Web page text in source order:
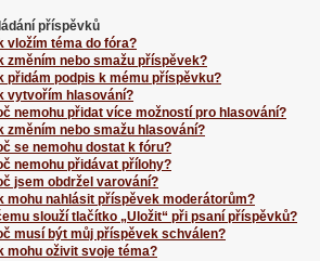
příspěvků
vložím téma do fóra?
změním nebo smažu příspěvek?
přidám podpis k mému příspěvku?
vytvořím hlasování?
nemohu přidat více možností pro hlasování?
změním nebo smažu hlasování?
se nemohu dostat k fóru?
nemohu přidávat přílohy?
jsem obdržel varování?
mohu nahlásit příspěvek moderátorům?
slouží tlačítko „Uložit“ při psaní příspěvků?
musí být můj příspěvek schválen?
mohu oživit svoje téma?